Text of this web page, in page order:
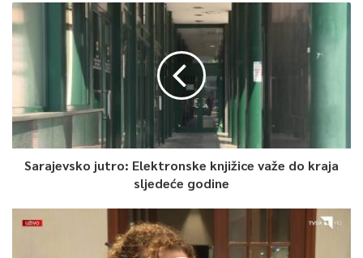
Sarajevsko jutro: Elektronske knjižice važe do kraja
sljedeće godine